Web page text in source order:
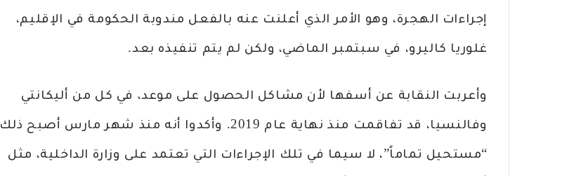
إجراءات الهجرة، وهو الأمر الذي أعلنت عنه بالفعل مندوبة الحكومة في الإقليم،
غلوريا كاليرو، في سبتمبر الماضي، ولكن لم يتم تنفيذه بعد.
وأعربت النقابة عن أسفها لأن مشاكل الحصول على موعد، في كل من أليكانتي
وفالنسيا، قد تفاقمت منذ نهاية عام 2019. وأكدوا أنه منذ شهر مارس أصبح ذلك
“مستحيل تماماً”، لا سيما في تلك الإجراءات التي تعتمد على وزارة الداخلية، مثل